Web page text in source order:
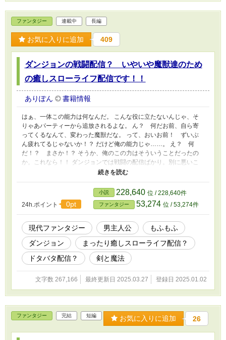
ファンタジー 連載中 長編
お気に入りに追加 409
ダンジョンの戦闘配信？ いやいや魔獣達のため
の癒しスローライフ配信です！！
ありぽん 書籍情報
はぁ、一体この能力は何なんだ。 こんな役に立たないんじゃ、そ
りゃあパーティーから追放されるよな。 ん？ 何だお前、自ら寄
ってくるなんて、変わった魔獣だな。 って、おいお前！ ずいぶ
ん疲れてるじゃないか！？ だけど俺の能力じゃ……。 え？ 何
だ！？ まさか！？ そうか、俺のこの力はそういうことだったの
か。これなら！！ ダンジョンでは戦闘の配信ばかり。別に悪いこ
とじゃいけけれど、だけど戦闘後の魔獣達は？ 魔獣達だって人同
様疲れるんだ。 だから俺は、授かったこの力を使って戦闘後の魔
獣達を。いやいや共に暮らしている魔獣達が、まったりゆっくり暮
らせるように、魔獣専用もふもふスローライフ配信を始めよう！！
24h.ポイント
0pt
小説 228,640 位 / 228,640件
ファンタジー 53,274 位 / 53,274件
現代ファンタジー 男主人公
もふもふ
ダンジョン
まったり癒しスローライフ配信？
ドタバタ配信？
剣と魔法
文字数 267,166 最終更新日 2025.03.27 登録日 2025.01.02
ファンタジー 完結 短編 お気に入りに追加 26